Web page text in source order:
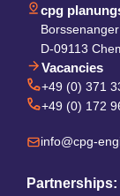
cpg
D-09113
Vacancies
+49 (0) 371
+49 (0) 172
info@cpg-
Partnerships: